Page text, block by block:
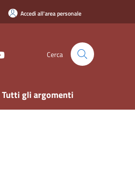
Accedi all'area personale
Cerca
Tutti gli argomenti